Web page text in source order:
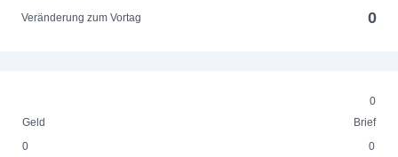
Veränderung zum Vortag 0
0
Geld
Brief
0
0